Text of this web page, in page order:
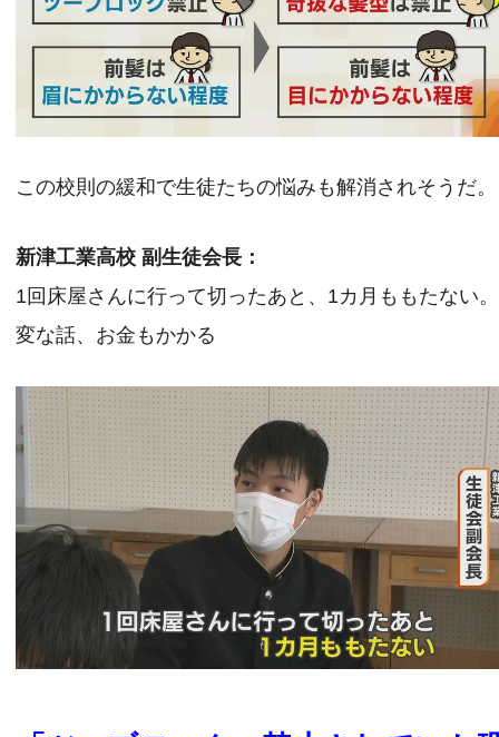
この校則の緩和で生徒たちの悩みも解消されそうだ。
新津工業高校 副生徒会長：
1回床屋さんに行って切ったあと、1カ月ももたない。
変な話、お金もかかる